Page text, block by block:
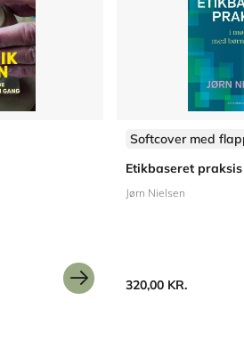
Softcover med
Etikbaseret praksis
Jørn Nielsen
320,00 KR.